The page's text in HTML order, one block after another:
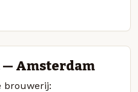
Amsterdam
brouwerij: